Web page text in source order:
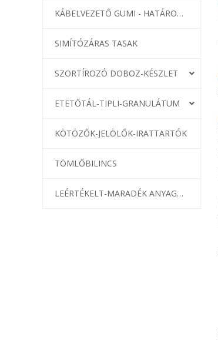
KÁBELVEZETŐ GUMI - HATÁROLÓK
SIMÍTÓZÁRAS TASAK
SZORTÍROZÓ DOBOZ-KÉSZLET
ETETŐTÁL-TIPLI-GRANULÁTUM
KÖTÖZŐK-JELÖLŐK-IRATTARTÓK
TÖMLŐBILINCS
LEÉRTÉKELT-MARADÉK ANYAGOK